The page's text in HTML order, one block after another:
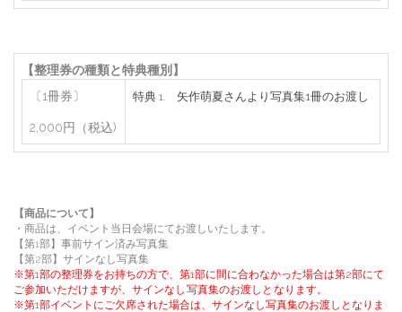
【整理券の種類と特典種別】
〔1冊券〕
2,000円（税込)
特典 1. 矢作萌夏さんより写真集1冊のお渡し
【商品について】
・商品は、イベント当日会場にてお渡しいたします。
【第1部】事前サイン済み写真集
【第2部】サインなし写真集
※第1部の整理券をお持ちの方で、第1部に間に合わなかった場合は第2部にて
ご参加いただけますが、 サインなし写真集のお渡しとなります。
※第1部イベントにご欠席された場合は、サインなし写真集のお渡しとなりま